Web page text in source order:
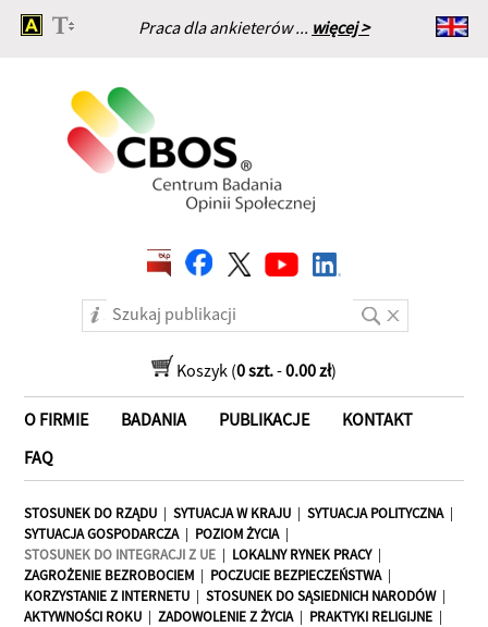
Praca dla ankieterów ... więcej >
Strona główna
Koszyk (0 szt.-0.00 zł)
O FIRMIE BADANIA PUBLIKACJE
KONTAKT
FAQ
STOSUNEK DO RZĄDU |SYTUACJA W KRAJU |SYTUACJA POLITYCZNA|
SYTUACJA GOSPODARCZA| POZIOM ŻYCIA|
STOSUNEK DO INTEGRACJI Z UE | LOKALNY RYNEK PRACY|
ZAGROŻENIE BEZROBOCIEM | POCZUCIE BEZPIECZEŃSTWA|
KORZYSTANIE Z INTERNETU |STOSUNEK DO SĄSIEDNICH NARODÓW|
AKTYWNOŚCI ROKU |ZADOWOLENIE Z ŻYCIA| PRAKTYKI RELIGIJNE |